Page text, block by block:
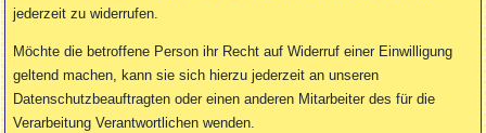
jederzeit zu widerrufen.
Möchte die betroffene Person ihr Recht auf Widerruf einer Einwilligung
geltend machen, kann sie sich hierzu jederzeit an unseren
Datenschutzbeauftragten oder einen anderen Mitarbeiter des für die
Verarbeitung Verantwortlichen wenden.